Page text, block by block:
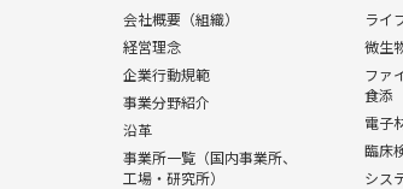
会社概要（組織）
経営理念
企業行動規範
事業分野紹介
沿革
事業所一覧（国内事業所、
工場・研究所）
ライ
微生
ファ
食添
電子
臨床
シス